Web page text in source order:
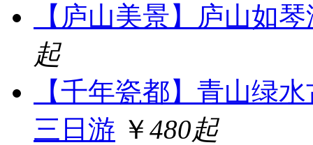
【庐山美景】庐山如
起
【千年瓷都】青山绿
三日游 ￥480起